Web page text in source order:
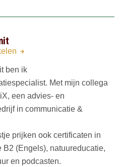
ben ik
Met mijn collega
een advies- en
in communicatie &
prijken ook certificaten in
B2 (Engels), natuureducatie,
en podcasten.